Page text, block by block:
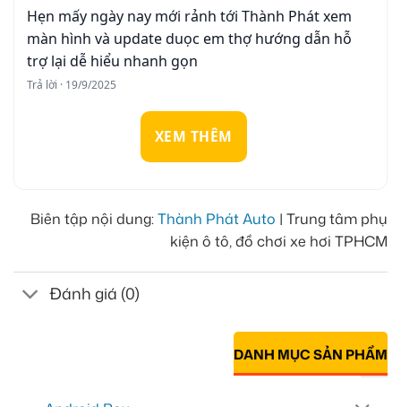
Hẹn mấy ngày nay mới rảnh tới Thành Phát xem
màn hình và update duọc em thợ hướng dẫn hỗ
trợ lại dễ hiểu nhanh gọn
Trả lời · 19/9/2025
XEM THÊM
Biên tập nội dung:Thành Phát Auto | Trung tâm phụ
kiện ô tô, đồ chơi xe hơi TPHCM
Đánh giá (0)
DANH MỤC SẢN PHẨM